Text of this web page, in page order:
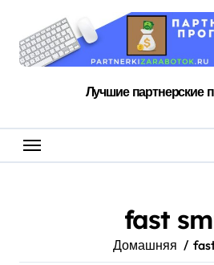
содержанию
Лучшие партнерские
fast
Домашняя